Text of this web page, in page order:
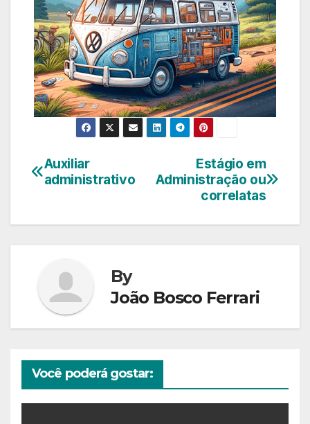
Navegação
Post
Estágio em
Administração ou
correlatas
Auxiliar
administrativo
By
João Bosco Ferrari
Você poderá gostar: